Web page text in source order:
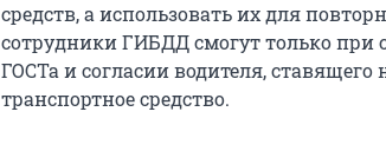
средств, а использовать их для
сотрудники ГИБДД смогут только при
ГОСТа и согласии водителя, ставящего
транспортное средство.